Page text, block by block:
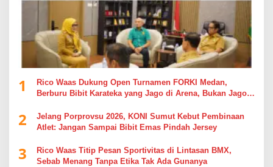
1
Rico Waas Dukung Open Turnamen FORKI Medan,
Berburu Bibit Karateka yang Jago di Arena, Bukan Jago
2
Jelang Porprovsu 2026, KONI Sumut Kebut Pembinaan
Atlet: Jangan Sampai Bibit Emas Pindah Jersey
3
Rico Waas Titip Pesan Sportivitas di Lintasan BMX,
Sebab Menang Tanpa Etika Tak Ada Gunanya